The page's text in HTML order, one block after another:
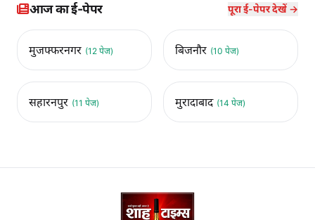
आज का ई-पेपर पूरा ई-पेपर देखें →
मुजफ्फरनगर (12 पेज) बिजनौर (10 पेज)
सहारनपुर (11 पेज) मुरादाबाद (14 पेज)